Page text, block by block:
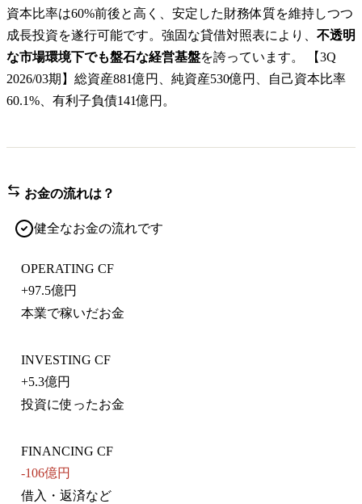
資本比率は60%前後と高く、安定した財務体質を維持しつつ
成長投資を遂行可能です。強固な貸借対照表により、 不透明
な市場環境下でも盤石な経営基盤を誇っています。 【3Q
2026/03期】総資産881億円、純資産530億円、自己資本比率
60.1%、有利子負債141億円。
お金の流れは？
健全なお金の流れです
OPERATING CF
+97.5億円
本業で稼いだお金
INVESTING CF
+5.3億円
投資に使ったお金
FINANCING CF
-106億円
借入・返済など